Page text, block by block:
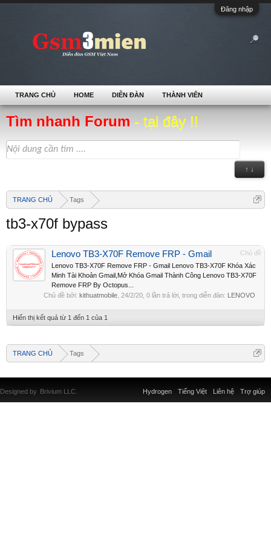
Đăng nhập
Tìm nhanh Forum - tại đây !!
↑ ↓
TRANG CHỦ Tags
tb3-x70f bypass
Chủ đề
Lenovo TB3-X70F Remove FRP - Gmail
Lenovo TB3-X70F Remove FRP - Gmail Lenovo TB3-X70F Khóa Xác
Minh Tài Khoản Gmail,Mở Khóa Gmail Thành Công Lenovo TB3-X70F
Remove FRP By Octopus...
Chủ đề bởi: kithuatmobile 24/2/20 , 0 lần trả lời, trong diễn đàn: LENOVO
Hiển thị kết quả từ 1 đến 1 của 1
TRANG CHỦ Tags
TRANG CHỦ HOME DIỄN ĐÀN THÀNH VIÊN
Liên hệ Trợ giúp
Hydrogen Tiếng Việt
Designed by Brivium LLC.